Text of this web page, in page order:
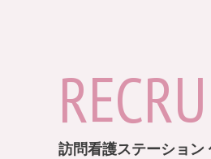
訪問看護ステーション